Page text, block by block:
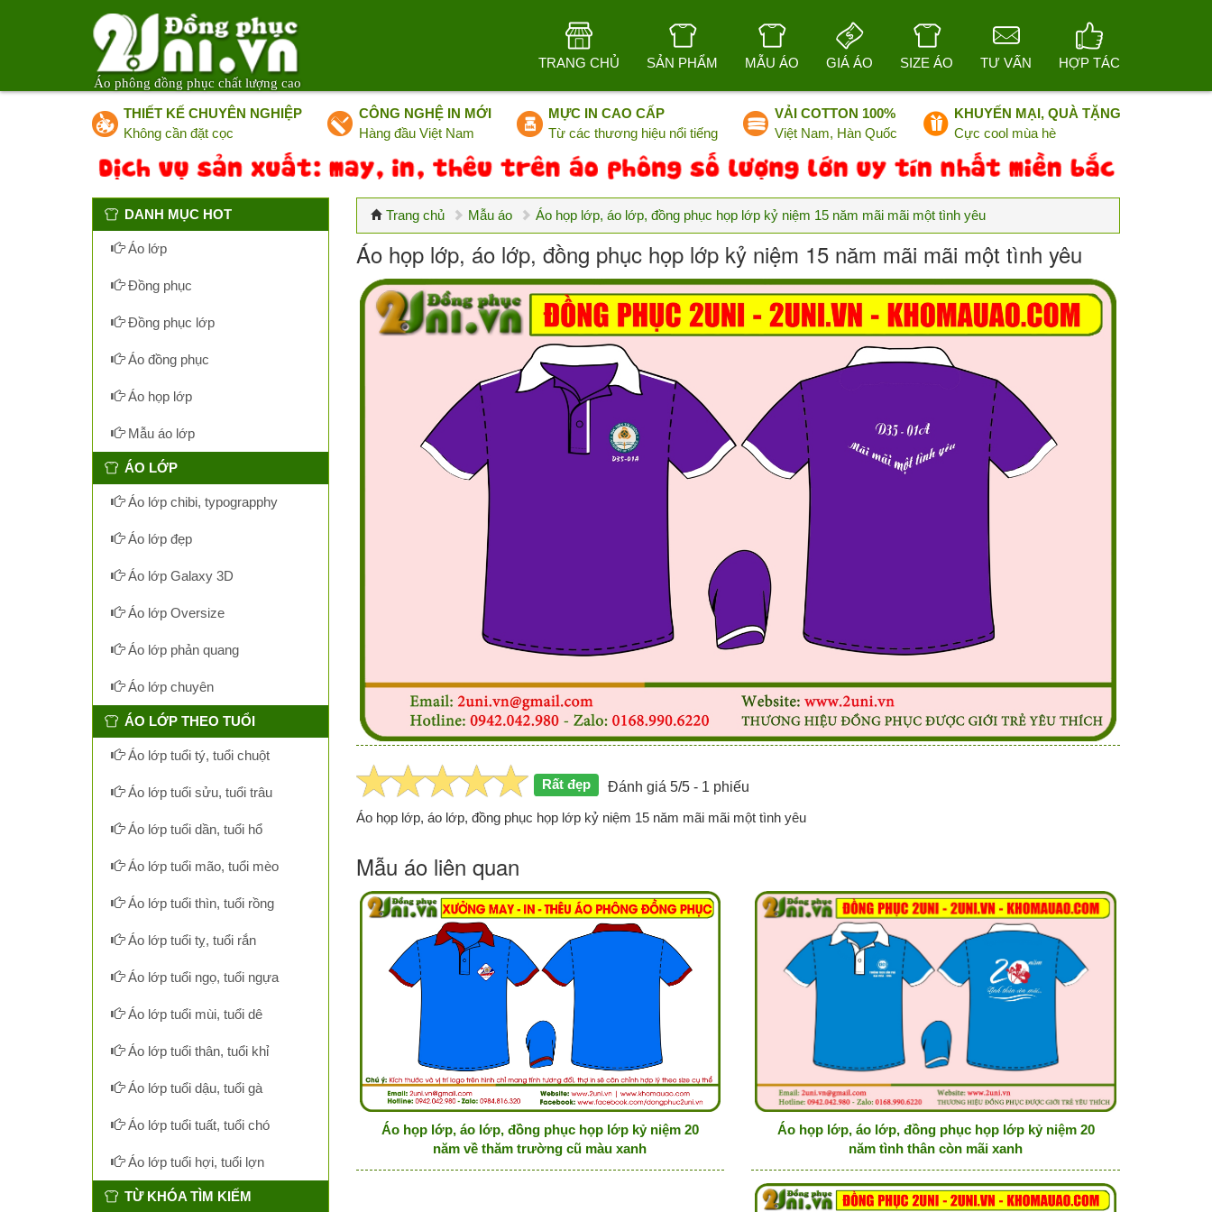
Áo phông đồng phục chất lượng cao
TRANG CHỦ SẢN PHẨM MẪU ÁO GIÁ ÁO SIZE ÁO TƯ VẤN HỢP TÁC
THIẾT KẾ CHUYÊN NGHIỆP
Không cần đặt cọc
CÔNG NGHỆ IN MỚI
Hàng đầu Việt Nam
MỰC IN CAO CẤP
Từ các thương hiệu nổi tiếng
VẢI COTTON 100%
Việt Nam, Hàn Quốc
KHUYẾN MẠI, QUÀ TẶNG
Cực cool mùa hè
Trang chủ Mẫu áo Áo họp lớp, áo lớp, đồng phục họp lớp kỷ niệm 15 năm mãi mãi một tình yêu
Áo họp lớp, áo lớp, đồng phục họp lớp kỷ niệm 15 năm mãi mãi một tình yêu
Rất đẹp Đánh giá 5/5 - 1 phiếu
Áo họp lớp, áo lớp, đồng phục họp lớp kỷ niệm 15 năm mãi mãi một tình yêu
Mẫu áo liên quan
Áo họp lớp, áo lớp, đồng phục họp lớp kỷ niệm 20
năm về thăm trường cũ màu xanh
Áo họp lớp, áo lớp, đồng phục họp lớp kỷ niệm 20
năm tình thân còn mãi xanh
DANH MỤC HOT
Áo lớp
Đồng phục
Đồng phục lớp
Áo đồng phục
Áo họp lớp
Mẫu áo lớp
ÁO LỚP
Áo lớp chibi, typograpphy
Áo lớp đẹp
Áo lớp Galaxy 3D
Áo lớp Oversize
Áo lớp phản quang
Áo lớp chuyên
ÁO LỚP THEO TUỔI
Áo lớp tuổi tý, tuổi chuột
Áo lớp tuổi sửu, tuổi trâu
Áo lớp tuổi dần, tuổi hổ
Áo lớp tuổi mão, tuổi mèo
Áo lớp tuổi thìn, tuổi rồng
Áo lớp tuổi tỵ, tuổi rắn
Áo lớp tuổi ngọ, tuổi ngựa
Áo lớp tuổi mùi, tuổi dê
Áo lớp tuổi thân, tuổi khỉ
Áo lớp tuổi dậu, tuổi gà
Áo lớp tuổi tuất, tuổi chó
Áo lớp tuổi hợi, tuổi lợn
TỪ KHÓA TÌM KIẾM